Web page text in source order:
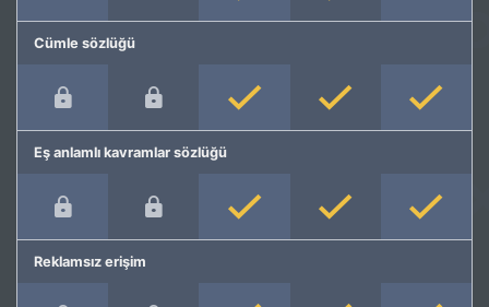
Cümle sözlüğü
Eş anlamlı kavramlar sözlüğü
Reklamsız erişim